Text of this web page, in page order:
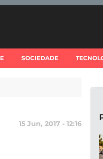
SOCIEDADE
15 Jun, 2017 - 12:16